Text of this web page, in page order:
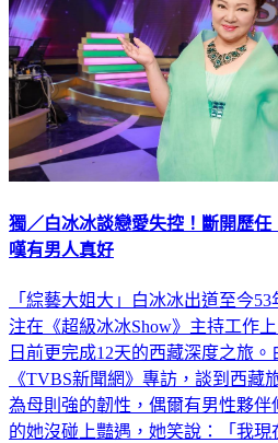
獨／白冰冰談戀愛失控！斷開歷
「綜藝大姐大」白冰冰出道至今53
注在《超級冰冰Show》主持工作
日前更完成12天的西藏深度之旅
《TVBS新聞網》專訪，談到西藏
為母則強的韌性，偶爾有男性夥